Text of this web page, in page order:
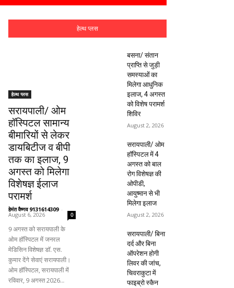
हेल्थ प्लस
हेल्थ प्लस
सरायपाली/ ओम
हॉस्पिटल सामान्य
बीमारियों से लेकर
डायबिटीज व बीपी
तक का इलाज, 9
अगस्त को मिलेगा
विशेषज्ञ ईलाज
परामर्श
हेमंत वैष्णव 9131614309 -
August 6, 2026 0
9 अगस्त को सरायपाली के
ओम हॉस्पिटल में जनरल
मेडिसिन विशेषज्ञ डॉ. एस.
कुमार देंगे सेवाएं सरायपाली।
ओम हॉस्पिटल, सरायपाली में
रविवार, 9 अगस्त 2026...
बसना/ संतान
प्राप्ति से जुड़ी
समस्याओं का
मिलेगा आधुनिक
इलाज, 4 अगस्त
को विशेष परामर्श
शिविर
August 2, 2026
सरायपाली/ ओम
हॉस्पिटल में 4
अगस्त को बाल
रोग विशेषज्ञ की
ओपीडी,
आयुष्मान से भी
मिलेगा इलाज
August 2, 2026
सरायपाली/ बिना
दर्द और बिना
ऑपरेशन होगी
लिवर की जांच,
चिवराकुटा में
फाइब्रो स्कैन